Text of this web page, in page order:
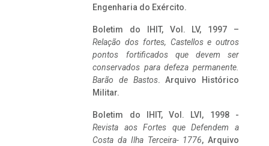
Engenharia do Exército.
Boletim do IHIT, Vol. LV, 1997 –
Relação dos fortes, Castellos e outros
pontos fortificados que devem ser
conservados para defeza permanente.
Barão de Bastos. Arquivo Histórico
Militar.
Boletim do IHIT, Vol. LVI, 1998 -
Revista aos Fortes que Defendem a
Costa da Ilha Terceira- 1776, Arquivo